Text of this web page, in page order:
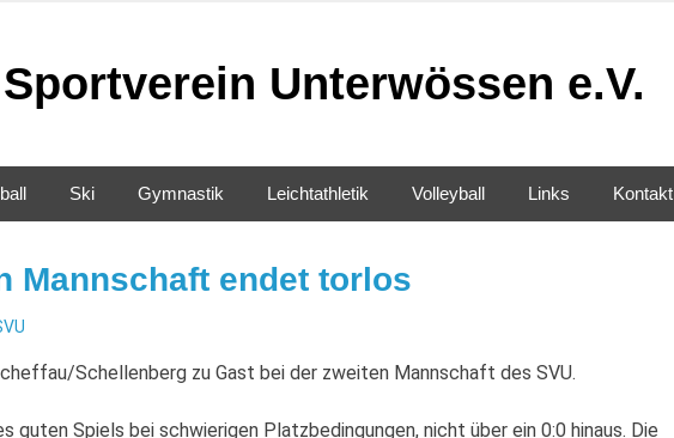
Sportverein Unterwössen e.V.
Ski Gymnastik Leichtathletik Volleyball Links Kontakt
Mannschaft endet torlos
Schellenberg zu Gast bei der zweiten Mannschaft des SVU.
guten Spiels bei schwierigen Platzbedingungen, nicht über ein 0:0 hinaus. Die